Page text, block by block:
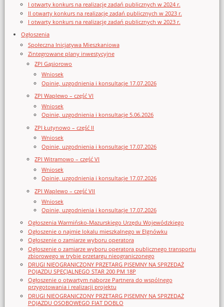
I otwarty konkurs na realizację zadań publicznych w 2024 r.
II otwarty konkurs na realizację zadań publicznych w 2023 r.
I otwarty konkurs na realizację zadań publicznych w 2023 r.
Ogłoszenia
Społeczna Inicjatywa Mieszkaniowa
Zintegrowane plany inwestycyjne
ZPI Gąsiorowo
Wniosek
Opinie, uzgodnienia i konsultacje 17.07.2026
ZPI Waplewo – część VI
Wniosek
Opinie, uzgodnienia i konsultacje 5.06.2026
ZPI Łutynowo – część II
Wniosek
Opinie, uzgodnienia i konsultacje 17.07.2026
ZPI Witramowo – część VI
Wniosek
Opinie, uzgodnienia i konsultacje 17.07.2026
ZPI Waplewo – część VII
Wniosek
Opinie, uzgodnienia i konsultacje 17.07.2026
Ogłoszenia Warmińsko-Mazurskiego Urzędu Wojewódzkiego
Ogłoszenie o najmie lokalu mieszkalnego w Elgnówku
Ogłoszenie o zamiarze wyboru operatora
Ogłoszenie o zamiarze wyboru operatora publicznego transportu
zbiorowego w trybie przetargu nieograniczonego
DRUGI NIEOGRANICZONY PRZETARG PISEMNY NA SPRZEDAŻ
POJAZDU SPECJALNEGO STAR 200 PM 18P
Ogłoszenie o otwartym naborze Partnera do wspólnego
przygotowania i realizacji projektu
DRUGI NIEOGRANICZONY PRZETARG PISEMNY NA SPRZEDAŻ
POJAZDU OSOBOWEGO FIAT DOBLO